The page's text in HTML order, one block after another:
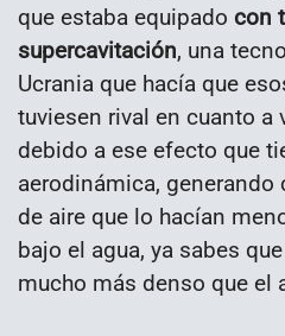
que estaba equipado con
supercavitación, una
Ucrania que hacía que
tuviesen rival en cuanto a
debido a ese efecto que
aerodinámica,
de aire que lo hacían
bajo el agua, ya sabes
mucho más denso que el